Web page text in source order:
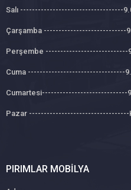
Salı -----------------------------------
Çarşamba ----------------------------
Perşembe ----------------------------
Cuma ---------------------------------
Cumartesi-----------------------------
Pazar ----------------------------------
PIRIMLAR MOBILYA